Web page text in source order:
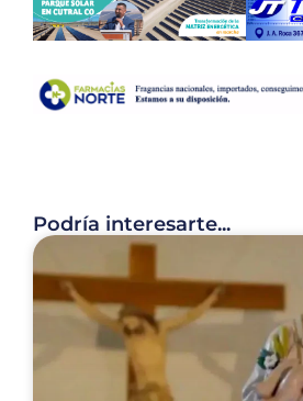
Podría interesarte...